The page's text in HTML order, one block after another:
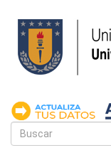
contenido
principal